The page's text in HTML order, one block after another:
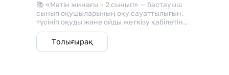
📚 «Мәтін жинағы – 2 сынып» — бастауыш
сынып оқушыларының оқу сауаттылығын,
түсініп оқуды және ойды жеткізу қабілетін
дамытуға арналған әдістемелік материал.
Бұл жинақ әр мәтіннен кейін берілген
түсінуге арналған сұрақтармен, оқу және
Толығырақ